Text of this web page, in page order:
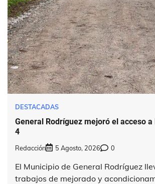
DESTACADAS
General Rodríguez mejoró el acceso a
4
Redacción 5 Agosto, 2026 0
El Municipio de General Rodríguez
trabajos de mejorado y